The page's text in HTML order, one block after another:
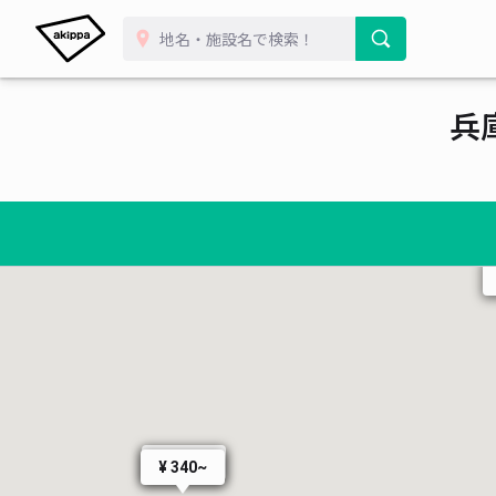
兵
¥ 340~
¥ 340~